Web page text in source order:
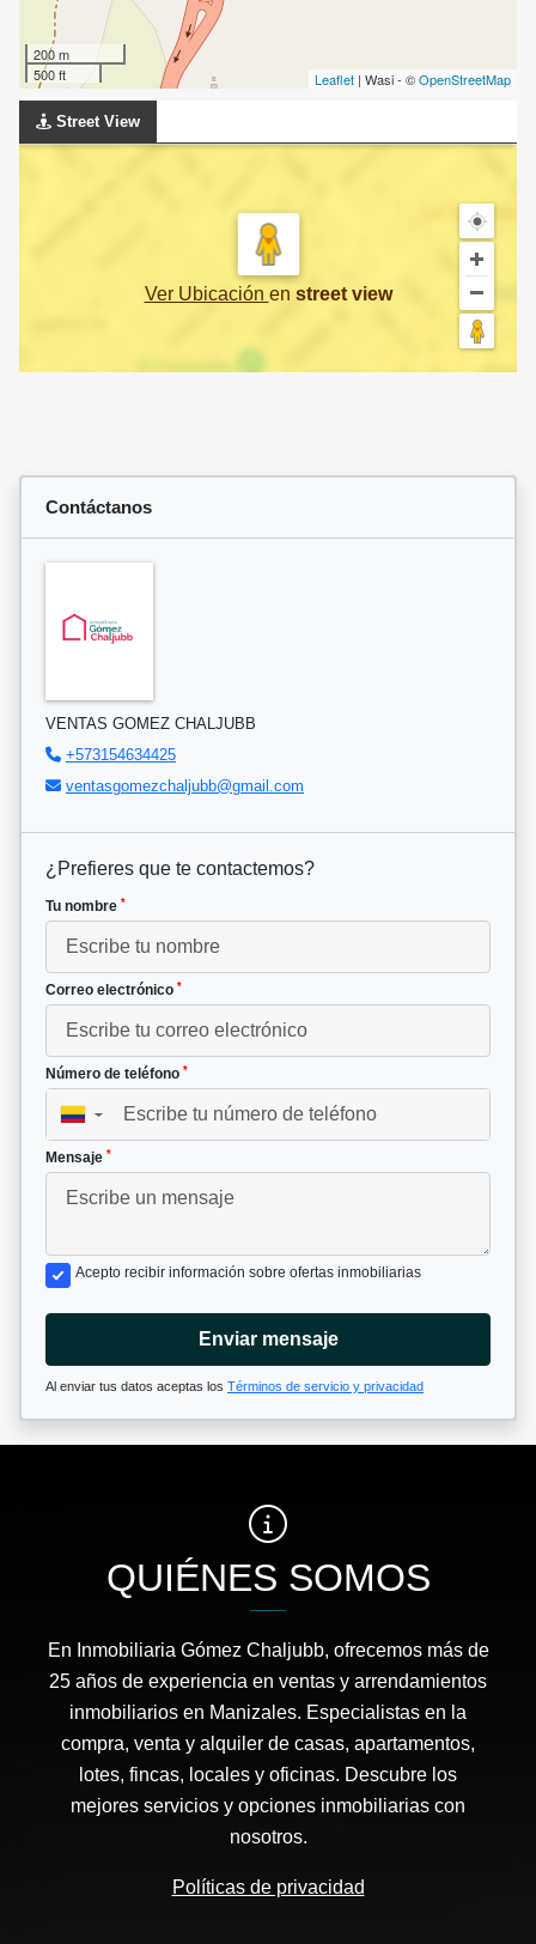
200 m
500 ft
Leaflet | Wasi - ©OpenStreetMap
Street View
Ver Ubicación en street view
Contáctanos
VENTAS GOMEZ CHALJUBB
+573154634425
ventasgomezchaljubb@gmail.com
¿Prefieres que te contactemos?
Tu nombre *
Correo electrónico *
Número de teléfono *
▼
Mensaje *
Acepto recibir información sobre ofertas inmobiliarias
Enviar mensaje
Al enviar tus datos aceptas los Términos de servicio y privacidad
QUIÉNES SOMOS
En Inmobiliaria Gómez Chaljubb, ofrecemos más de
25 años de experiencia en ventas y arrendamientos
inmobiliarios en Manizales. Especialistas en la
compra, venta y alquiler de casas, apartamentos,
lotes, fincas, locales y oficinas. Descubre los
mejores servicios y opciones inmobiliarias con
nosotros.
Políticas de privacidad